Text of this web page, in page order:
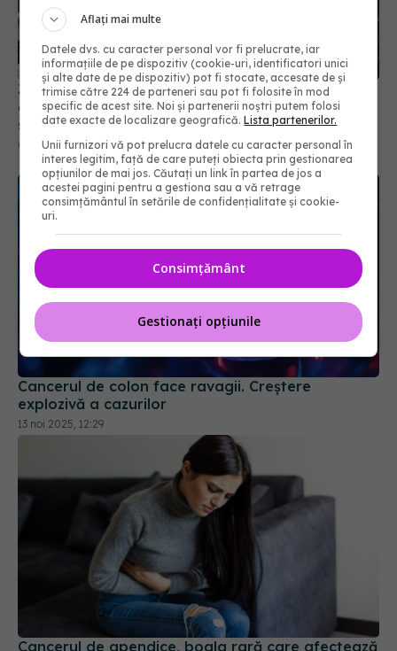
3 din 4 cazuri sub 50 de ani sunt descoperite
abia când cancerul este deja avansat. Medicii,
semnal de alarmă
06 iul 2026, 08:30
Cancerul de colon face ravagii. Creștere
explozivă a cazurilor
13 noi 2025, 12:29
Cancerul de apendice, boala rară care afectează
Aflați mai multe
Datele dvs. cu caracter personal vor fi prelucrate, iar
informațiile de pe dispozitiv (cookie-uri, identificatori unici
și alte date de pe dispozitiv) pot fi stocate, accesate de și
trimise către 224 de parteneri sau pot fi folosite în mod
specific de acest site. Noi și partenerii noștri putem folosi
date exacte de localizare geografică.Lista partenerilor.
Unii furnizori vă pot prelucra datele cu caracter personal în
interes legitim, față de care puteți obiecta prin gestionarea
opțiunilor de mai jos. Căutați un link în partea de jos a
acestei pagini pentru a gestiona sau a vă retrage
consimțământul în setările de confidențialitate și cookie-
uri.
Consimțământ
Gestionați opțiunile